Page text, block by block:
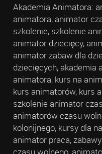
Akademia Animatora:
animatora, animator
szkolenie, szkolenie
animator dziecięcy,
animator zabaw dla
dziecięcych, akademia
animatora, kurs na
kurs animatorów, kurs
szkolenie animator
animatorów czasu
kolonijnego, kursy dla
animator praca,
czasu wolnego,